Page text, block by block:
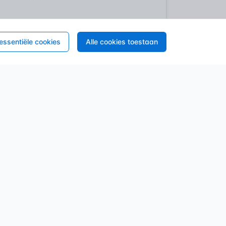
aan de verbetering van
hydraulische varianten. Waarom? De
bouwplaatsen explodeerden, en de
voor kleiner werk, kon de industriële
cookies Alle cookies toestaan